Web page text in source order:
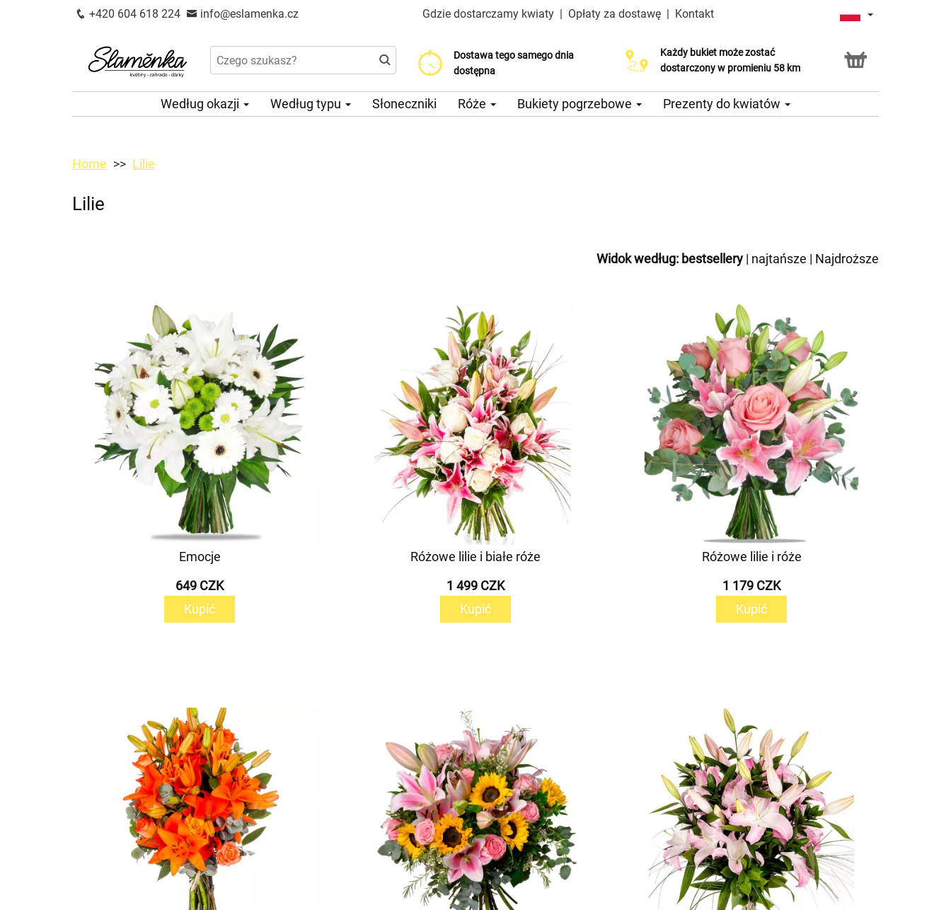
+420 604 618 224 info@eslamenka.cz Gdzie dostarczamy kwiaty | Opłaty za dostawę | Kontakt
Dostawa tego samego dnia
dostępna
Koszt dostawy już od 200 CZK
Wybierz datę dostawy
Każdy bukiet może zostać
dostarczony w promieniu 58 km
Według okazji Według typu Słoneczniki Róże Bukiety pogrzebowe Prezenty do kwiatów
Home Lilie
Lilie
Widok według: bestsellery | najtańsze | Najdroższe
Emocje
649 CZK
Kupić
Różowe lilie i białe róże
1 499 CZK
Kupić
Różowe lilie i róże
1 179 CZK
Kupić